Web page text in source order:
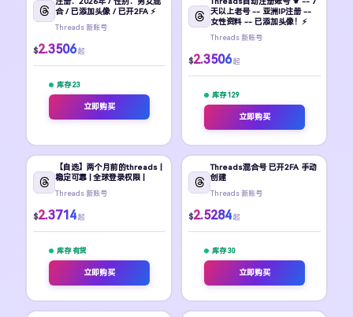
合 / 已添加头像 / 已开2FA ⚡
Threads 新账号
$2.3506 起
库存 23
立即购买
天以上老号 -- 亚洲IP注册 --
女性资料 -- 已添加头像！⚡
Threads 新账号
$2.3506 起
库存 129
立即购买
【自选】两个月前的threads |
稳定可靠 | 全球登录权限 |
Threads 新账号
$2.3714 起
库存 有货
立即购买
Threads混合号 已开2FA 手动
创建
Threads 新账号
$2.5284 起
库存 30
立即购买